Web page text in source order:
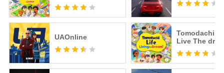
UAOnline
Tomodachi
Live The